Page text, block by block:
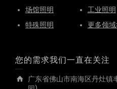
场馆照明
工业照明
特殊照明
更多领域
您的需求我们一直在关注
广东省佛山市南海区丹灶镇